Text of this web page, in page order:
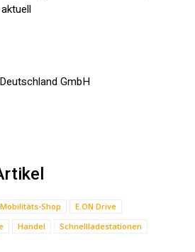
GmbH
Shop
E.ON Drive
Handel
Schnellladestationen